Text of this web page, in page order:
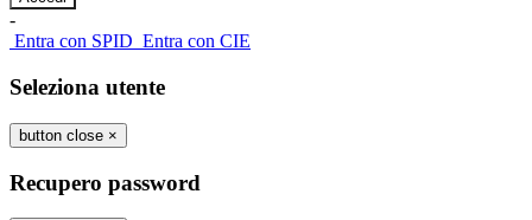
-
Entra con SPID Entra con CIE
Seleziona utente
button close ×
Recupero password